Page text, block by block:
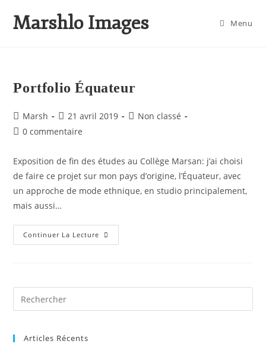
Marshlo Images Menu
Portfolio Équateur
Marsh 21 avril 2019
Non classé
0 commentaire
Exposition de fin des études au Collège Marsan: j’ai choisi
de faire ce projet sur mon pays d’origine, l’Équateur, avec
un approche de mode ethnique, en studio principalement,
mais aussi…
Continuer La Lecture
Articles Récents